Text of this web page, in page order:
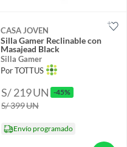
CASA JOVEN
Silla Gamer Reclinable con
Masajead Black
Silla Gamer
Por TOTTUS
S/ 219UN -45%
S/ 399UN
Envío programado